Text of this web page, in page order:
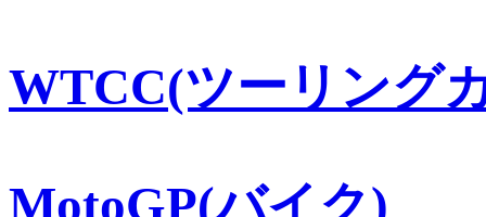
WTCC(ツーリング
MotoGP(バイク)